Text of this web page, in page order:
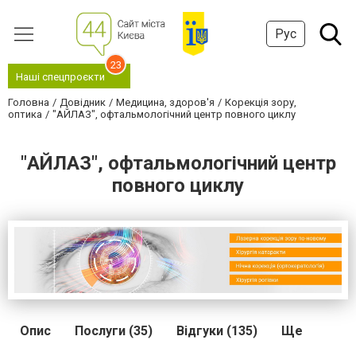
Рус
Наші спецпроєкти
23
Головна Довідник Медицина, здоров'я
Корекція зору,
оптика
"АЙЛАЗ", офтальмологічний центр повного циклу
"АЙЛАЗ", офтальмологічний центр
повного циклу
Опис Послуги (35) Відгуки (135) Ще